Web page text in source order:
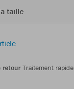
taille
retour Traitement rapide